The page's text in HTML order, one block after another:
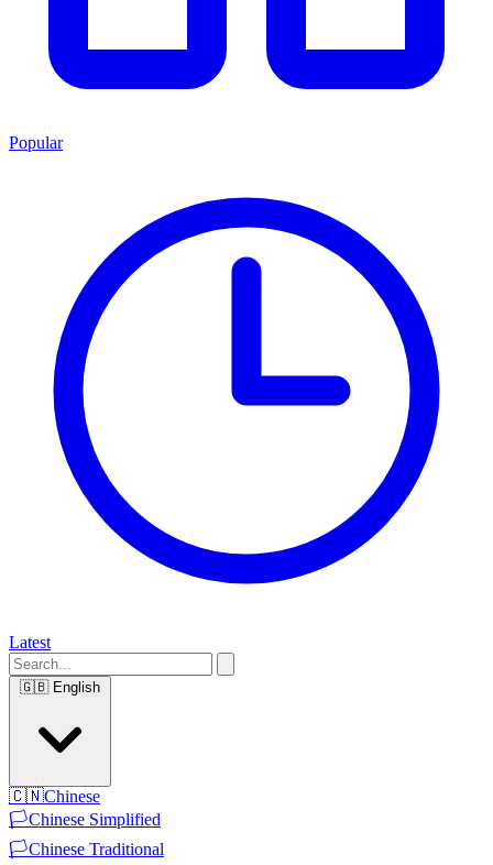
Popular
Latest
🇬🇧 English
🇨🇳Chinese
🏳️Chinese Simplified
🏳️Chinese Traditional